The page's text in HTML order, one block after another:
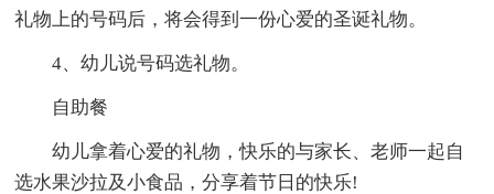
礼物上的号码后，将会得到一份心爱的圣诞礼物。
4、幼儿说号码选礼物。
自助餐
幼儿拿着心爱的礼物，快乐的与家长、老师一起自
选水果沙拉及小食品，分享着节日的快乐!